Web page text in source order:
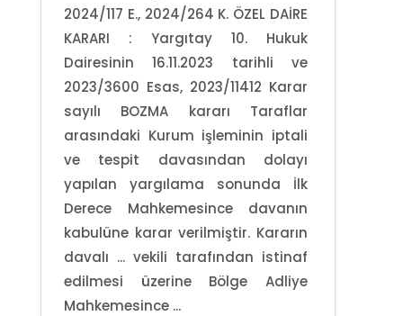
2024/117 E., 2024/264 K. ÖZEL DAİRE
KARARI : Yargıtay 10. Hukuk
Dairesinin 16.11.2023 tarihli ve
2023/3600 Esas, 2023/11412 Karar
sayılı BOZMA kararı Taraflar
arasındaki Kurum işleminin iptali
ve tespit davasından dolayı
yapılan yargılama sonunda İlk
Derece Mahkemesince davanın
kabulüne karar verilmiştir. Kararın
davalı ... vekili tarafından istinaf
edilmesi üzerine Bölge Adliye
Mahkemesince ...